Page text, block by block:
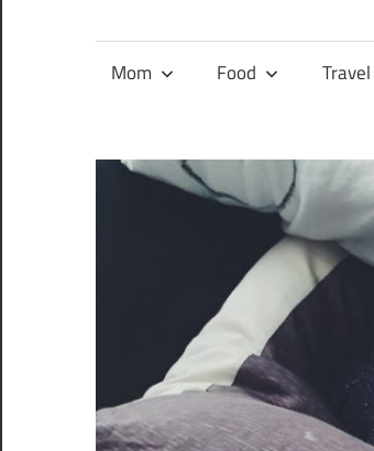
ihren
Mein
Familien-,
Mom Food Travel